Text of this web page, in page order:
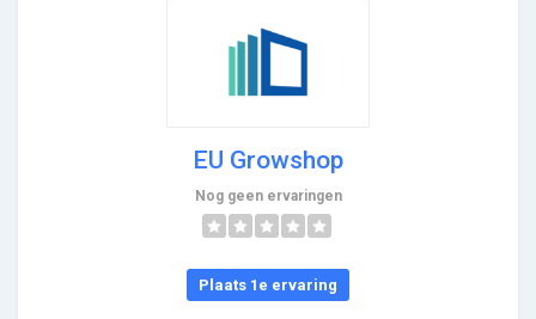
EU Growshop
Nog geen ervaringen
Plaats 1e ervaring